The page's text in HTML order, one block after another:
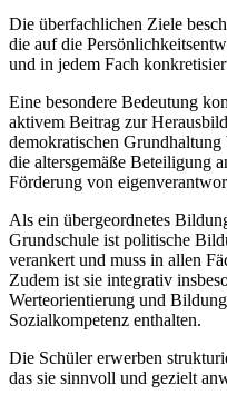
Die überfachlichen Ziele
die auf die
und in jedem Fach
Eine besondere Bedeutung
aktivem Beitrag zur
demokratischen
die altersgemäße Beteiligung
Förderung von
Als ein übergeordnetes
Grundschule ist politische
verankert und muss in allen
Zudem ist sie integrativ
Werteorientierung und
Sozialkompetenz enthalten.
Die Schüler erwerben
das sie sinnvoll und gezielt